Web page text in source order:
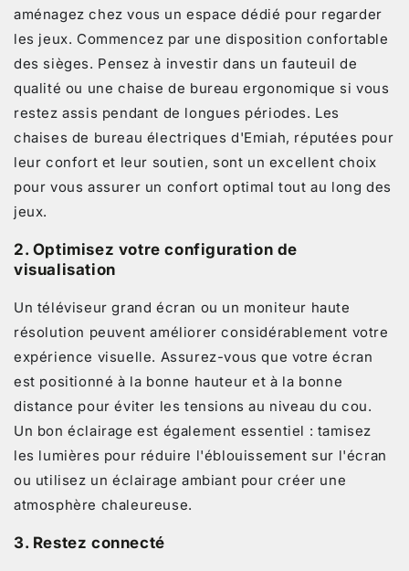
aménagez chez vous un espace dédié pour regarder
les jeux. Commencez par une disposition confortable
des sièges. Pensez à investir dans un fauteuil de
qualité ou une chaise de bureau ergonomique si vous
restez assis pendant de longues périodes. Les
chaises de bureau électriques d'Emiah, réputées pour
leur confort et leur soutien, sont un excellent choix
pour vous assurer un confort optimal tout au long des
jeux.
2. Optimisez votre configuration de
visualisation
Un téléviseur grand écran ou un moniteur haute
résolution peuvent améliorer considérablement votre
expérience visuelle. Assurez-vous que votre écran
est positionné à la bonne hauteur et à la bonne
distance pour éviter les tensions au niveau du cou.
Un bon éclairage est également essentiel : tamisez
les lumières pour réduire l'éblouissement sur l'écran
ou utilisez un éclairage ambiant pour créer une
atmosphère chaleureuse.
3. Restez connecté